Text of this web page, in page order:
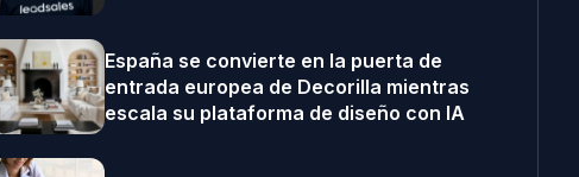
España se convierte en la puerta de
entrada europea de Decorilla mientras
escala su plataforma de diseño con IA